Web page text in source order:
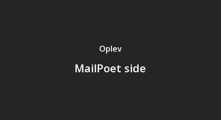
Oplev
MailPoet side